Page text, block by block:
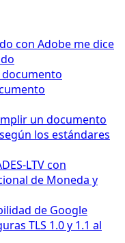
con Adobe me dice
un documento
los estándares
LTV con
de Moneda y
de Google
TLS 1.0 y 1.1 al